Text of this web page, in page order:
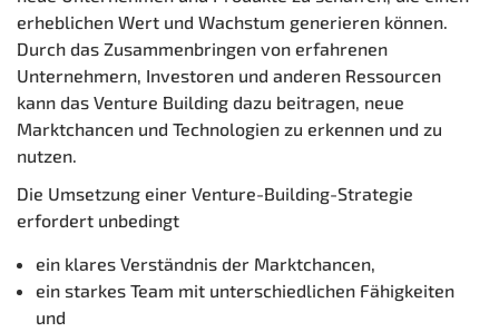
erheblichen Wert und Wachstum generieren können.
Durch das Zusammenbringen von erfahrenen
Unternehmern, Investoren und anderen Ressourcen
kann das Venture Building dazu beitragen, neue
Marktchancen und Technologien zu erkennen und zu
nutzen.
Die Umsetzung einer Venture-Building-Strategie
erfordert unbedingt
ein klares Verständnis der Marktchancen,
ein starkes Team mit unterschiedlichen Fähigkeiten
und